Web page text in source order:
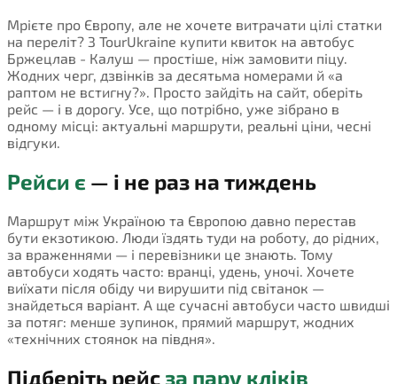
Мрієте про Європу, але не хочете витрачати цілі статки
на переліт? З TourUkraine купити квиток на автобус
Бржецлав - Калуш — простіше, ніж замовити піцу.
Жодних черг, дзвінків за десятьма номерами й «а
раптом не встигну?». Просто зайдіть на сайт, оберіть
рейс — і в дорогу. Усе, що потрібно, уже зібрано в
одному місці: актуальні маршрути, реальні ціни, чесні
відгуки.
Рейси є — і не раз на тиждень
Маршрут між Україною та Європою давно перестав
бути екзотикою. Люди їздять туди на роботу, до рідних,
за враженнями — і перевізники це знають. Тому
автобуси ходять часто: вранці, удень, уночі. Хочете
виїхати після обіду чи вирушити під світанок —
знайдеться варіант. А ще сучасні автобуси часто швидші
за потяг: менше зупинок, прямий маршрут, жодних
«технічних стоянок на півдня».
Підберіть рейсза пару кліків